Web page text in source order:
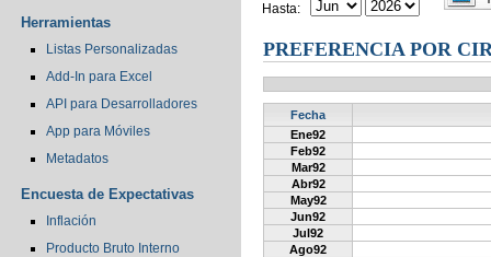
Herramientas
Listas Personalizadas
Add-In para Excel
API para Desarrolladores
App para Móviles
Metadatos
Encuesta de Expectativas
Inflación
Producto Bruto Interno
Hasta:
PREFERENCIA POR
Fecha
Ene92
Feb92
Mar92
Abr92
May92
Jun92
Jul92
Ago92